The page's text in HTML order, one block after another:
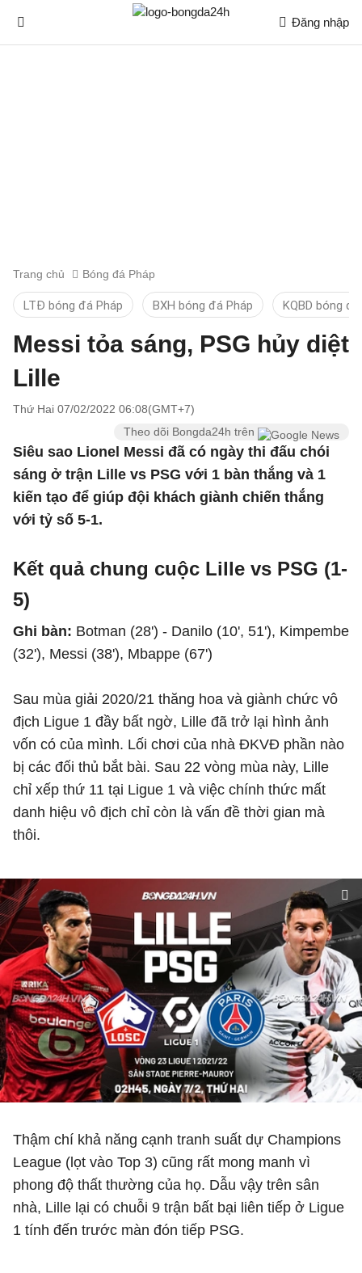
Đăng nhập
Trang chủ Bóng đá Pháp
LTĐ bóng đá Pháp BXH bóng đá Pháp KQBD bóng
Messi tỏa sáng, PSG hủy diệt
Lille
Thứ Hai 07/02/2022 06:08(GMT+7)
Theo dõi Bongda24h trên
Siêu sao Lionel Messi đã có ngày thi đấu chói
sáng ở trận Lille vs PSG với 1 bàn thắng và 1
kiến tạo để giúp đội khách giành chiến thắng
với tỷ số 5-1.
Kết quả chung cuộc Lille vs PSG (1-
5)
Ghi bàn: Botman (28') - Danilo (10', 51'), Kimpembe
(32'), Messi (38'), Mbappe (67')
Sau mùa giải 2020/21 thăng hoa và giành chức vô
địch Ligue 1 đầy bất ngờ, Lille đã trở lại hình ảnh
vốn có của mình. Lối chơi của nhà ĐKVĐ phần nào
bị các đối thủ bắt bài. Sau 22 vòng mùa này, Lille
chỉ xếp thứ 11 tại Ligue 1 và việc chính thức mất
danh hiệu vô địch chỉ còn là vấn đề thời gian mà
thôi.
Thậm chí khả năng cạnh tranh suất dự Champions
League (lọt vào Top 3) cũng rất mong manh vì
phong độ thất thường của họ. Dẫu vậy trên sân
nhà, Lille lại có chuỗi 9 trận bất bại liên tiếp ở Ligue
1 tính đến trước màn đón tiếp PSG.